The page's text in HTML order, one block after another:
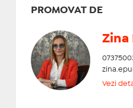
PROMOVAT DE
Zina
Vezi